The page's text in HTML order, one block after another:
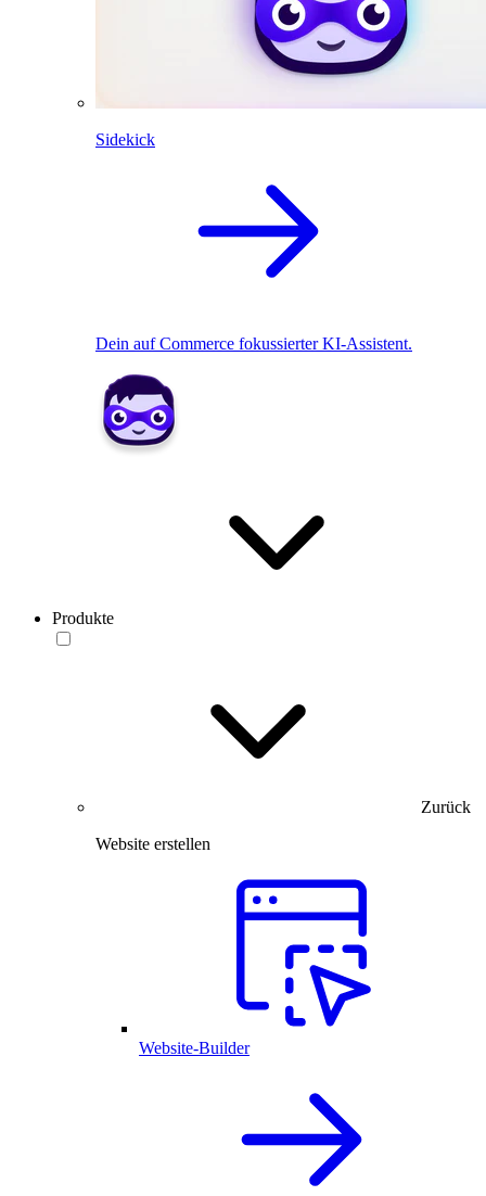
Sidekick
Dein auf Commerce fokussierter KI-Assistent.
Produkte
Zurück
Website erstellen
Website-Builder